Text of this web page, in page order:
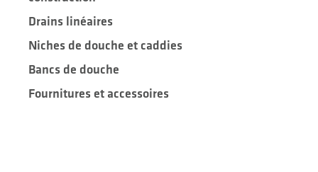
Drains linéaires
Niches de douche et caddies
Bancs de douche
Fournitures et accessoires